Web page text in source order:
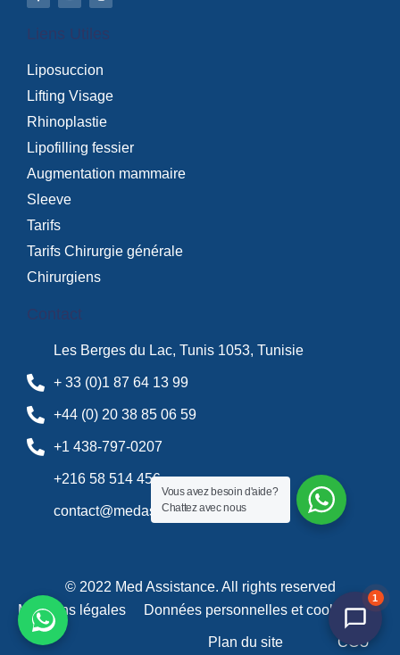
Liens Utiles
Liposuccion
Lifting Visage
Rhinoplastie
Lipofilling fessier
Augmentation mammaire
Sleeve
Tarifs
Tarifs Chirurgie générale
Chirurgiens
Contact
Les Berges du Lac, Tunis 1053, Tunisie
+ 33 (0)1 87 64 13 99
+44 (0) 20 38 85 06 59
+1 438-797-0207
+216 58 514 456
contact@medassistance.fr
© 2022 Med Assistance. All rights reserved
Mentions légales
Données personnelles et cookies
Plan du site CGU
Vous avez besoin d'aide?
Chattez avec nous
1